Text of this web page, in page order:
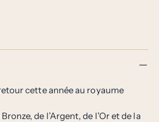
cette année au royaume
de l’Argent, de l’Or et de la